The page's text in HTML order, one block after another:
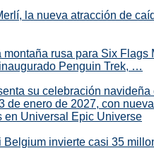
la nueva atracción de
montaña rusa para Six Flags
Penguin Trek, …
su celebración navideña
de enero de 2027, con
en Universal Epic Universe
Belgium invierte casi 35